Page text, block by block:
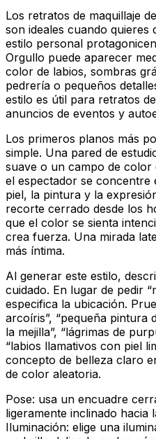
Los retratos de maquillaje
son ideales cuando quieres
estilo personal
Orgullo puede aparecer
color de labios, sombras
pedrería o pequeños
estilo es útil para retratos
anuncios de eventos y
Los primeros planos más
simple. Una pared de
suave o un campo de color
el espectador se concentre
piel, la pintura y la
recorte cerrado desde los
que el color se sienta
crea fuerza. Una mirada
más íntima.
Al generar este estilo,
cuidado. En lugar de pedir
especifica la ubicación.
arcoíris”, “pequeña pintura
la mejilla”, “lágrimas de
“labios llamativos con piel
concepto de belleza claro
de color aleatoria.
Pose: usa un encuadre
ligeramente inclinado hacia
Iluminación: elige una